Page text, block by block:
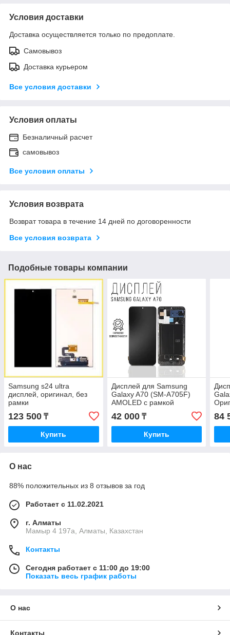
Условия доставки
Доставка осуществляется только по предоплате.
Самовывоз
Доставка курьером
Все условия доставки
Условия оплаты
Безналичный расчет
самовывоз
Все условия оплаты
Условия возврата
Возврат товара в течение 14 дней по договоренности
Все условия возврата
Подобные товары компании
Samsung s24 ultra
дисплей, оригинал, без
рамки
123 500 ₸
Купить
Дисплей для Samsung
Galaxy A70 (SM-A705F)
AMOLED с рамкой
оригинал
42 000₸
Купить
84
О нас
88% положительных из 8 отзывов за год
Работает с 11.02.2021
г. Алматы
Мамыр 4 197а, Алматы, Казахстан
Контакты
Сегодня работает с 11:00 до 19:00
Показать весь график работы
О нас
Контакты